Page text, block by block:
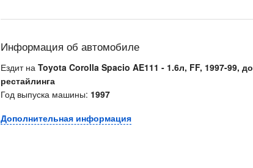
Информация об автомобиле
Ездит на Toyota Corolla Spacio AE111 - 1.6л, FF, 1997-99, до
рестайлинга
Год выпуска машины: 1997
Дополнительная информация